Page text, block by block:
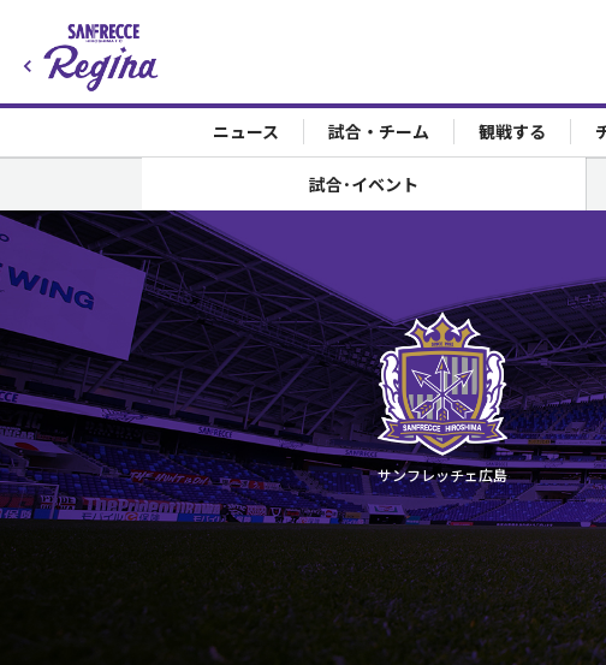
ニュース 試合・チーム 観戦する
試合･イベント
サンフレッチェ広島